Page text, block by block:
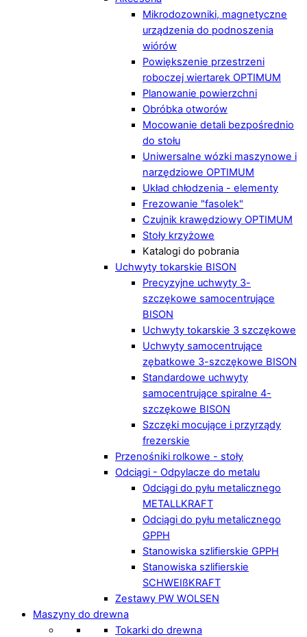
Mikrodozowniki, magnetyczne
urządzenia do podnoszenia
wiórów
Powiększenie przestrzeni
roboczej wiertarek OPTIMUM
Planowanie powierzchni
Obróbka otworów
Mocowanie detali bezpośrednio
do stołu
Uniwersalne wózki maszynowe i
narzędziowe OPTIMUM
Układ chłodzenia - elementy
Frezowanie "fasolek"
Czujnik krawędziowy OPTIMUM
Stoły krzyżowe
Katalogi do pobrania
Uchwyty tokarskie BISON
Precyzyjne uchwyty 3-
szczękowe samocentrujące
BISON
Uchwyty tokarskie 3 szczękowe
Uchwyty samocentrujące
zębatkowe 3-szczękowe BISON
Standardowe uchwyty
samocentrujące spiralne 4-
szczękowe BISON
Szczęki mocujące i przyrządy
frezerskie
Przenośniki rolkowe - stoły
Odciągi - Odpylacze do metalu
Odciągi do pyłu metalicznego
METALLKRAFT
Odciągi do pyłu metalicznego
GPPH
Stanowiska szlifierskie GPPH
Stanowiska szlifierskie
SCHWEIßKRAFT
Zestawy PW WOLSEN
Maszyny do drewna
Tokarki do drewna